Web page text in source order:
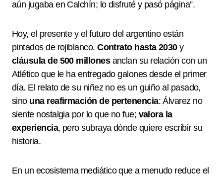
aún jugaba en Calchín; lo disfruté y pasó página”.
Hoy, el presente y el futuro del argentino están
pintados de rojiblanco.Contrato hasta 2030y
cláusula de 500 millonesanclan su relación con un
Atlético que le ha entregado galones desde el primer
día. El relato de su niñez no es un guiño al pasado,
sino una reafirmación de pertenencia: Álvarez no
siente nostalgia por lo que no fue; valora la
experiencia, pero subraya dónde quiere escribir su
historia.
En un ecosistema mediático que a menudo reduce el